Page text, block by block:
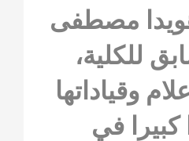
هويدا مصطفى
للكلية،
وقياداتها
في